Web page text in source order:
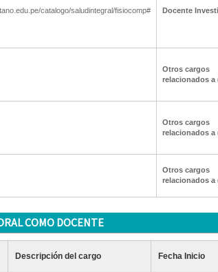
catalogo/saludintegral/fisiocomp# Docente
Otros cargos
relacionados a
Otros cargos
relacionados a
Otros cargos
relacionados a
COMO DOCENTE
Descripción del cargo Fecha Inicio